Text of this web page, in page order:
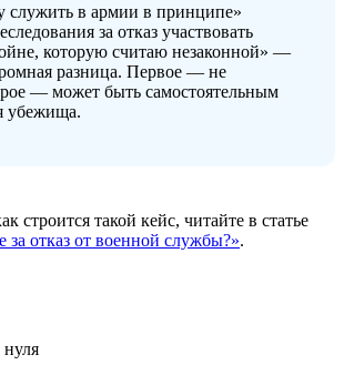
служить в армии в принципе»
за отказ участвовать
которую считаю незаконной» —
разница. Первое — не
— может быть самостоятельным
убежища.
строится такой кейс, читайте в статье
отказ от военной службы?».
нуля